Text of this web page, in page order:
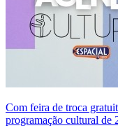
Com feira de troca
programação cultural de